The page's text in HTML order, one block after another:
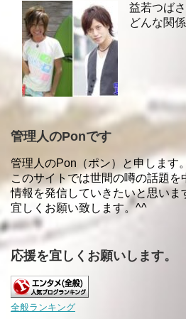
益若つば
どんな関
管理人のPonです
管理人のPon（ポン）と申します。
このサイトでは世間の噂の話題を
情報を発信していきたいと思いま
宜しくお願い致します。^^
応援を宜しくお願いします。
全般ランキング